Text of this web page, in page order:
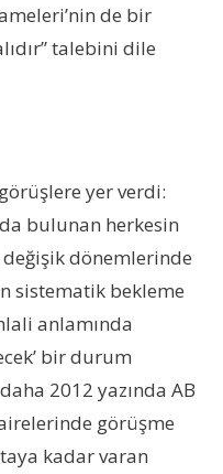
de bir
talebini dile
yer verdi:
bulunan herkesin
değişik dönemlerinde
sistematik bekleme
anlamında
bir durum
2012 yazında AB
görüşme
kadar varan